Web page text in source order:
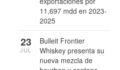
11,697 mdd en 2023-
2025
Bulleit Frontier
Whiskey presenta su
nueva mezcla de
23
JUL